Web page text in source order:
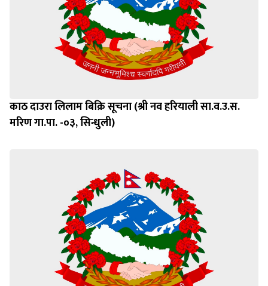
काठ दाउरा लिलाम बिक्रि सूचना (श्री नव हरियाली सा.व.उ.स.
मरिण गा.पा. -०३, सिन्धुली)